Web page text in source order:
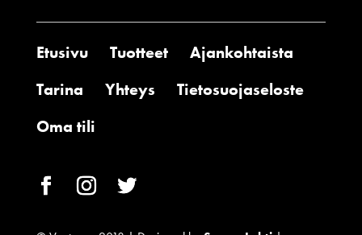
Etusivu Tuotteet
Ajankohtaista
Tarina
Yhteys
Tietosuojaseloste
Oma tili